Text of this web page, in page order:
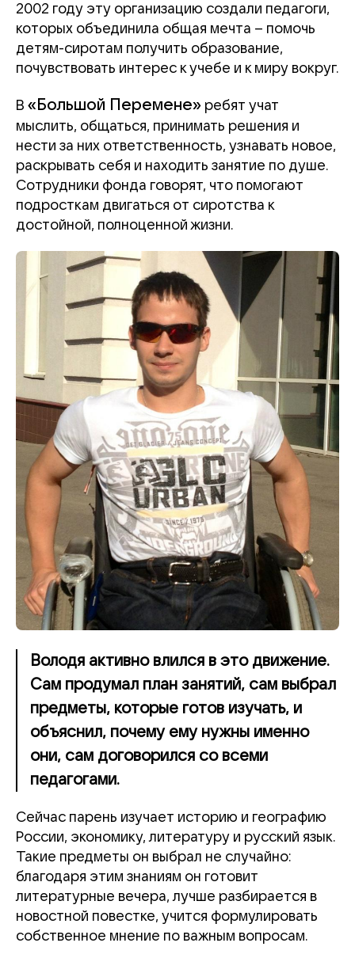
2002 году эту организацию создали педагоги,
которых объединила общая мечта – помочь
детям-сиротам получить образование,
почувствовать интерес к учебе и к миру вокруг.
В «Большой Перемене» ребят учат
мыслить, общаться, принимать решения и
нести за них ответственность, узнавать новое,
раскрывать себя и находить занятие по душе.
Сотрудники фонда говорят, что помогают
подросткам двигаться от сиротства к
достойной, полноценной жизни.
Володя активно влился в это движение.
Сам продумал план занятий, сам выбрал
предметы, которые готов изучать, и
объяснил, почему ему нужны именно
они, сам договорился со всеми
педагогами.
Сейчас парень изучает историю и географию
России, экономику, литературу и русский язык.
Такие предметы он выбрал не случайно:
благодаря этим знаниям он готовит
литературные вечера, лучше разбирается в
новостной повестке, учится формулировать
собственное мнение по важным вопросам.